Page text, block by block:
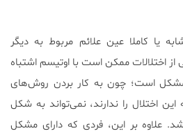
یا کاملا عین علائم مربوط به دیگر
اختلالات ممکن است با اوتیسم اشتباه
است؛ چون به کار بردن روش‌های
این اختلال را ندارند، نمی‌تواند به شکل
علاوه بر این، فردی که دارای مشکل